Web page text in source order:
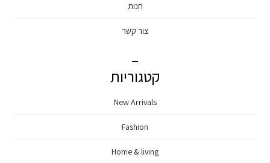
חנות
צור קשר
קטגוריות
New Arrivals
Fashion
Home & living